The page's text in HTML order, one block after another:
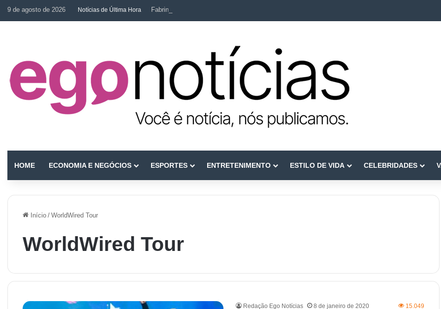
9 de agosto de 2026 Notícias de Última Hora Fabrina Mahin e a arte de reconstruir confiança
HOME ECONOMIA E NEGÓCIOS ESPORTES ENTRETENIMENTO ESTILO DE VIDA CELEBRIDADES
Início / WorldWired Tour
WorldWired Tour
Redação Ego Notícias 8 de janeiro de 2020 15.049